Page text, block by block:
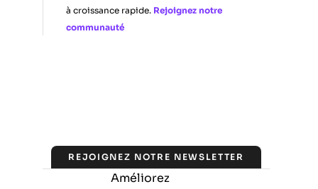
à croissance rapide. Rejoignez notre
communauté
REJOIGNEZ NOTRE NEWSLETTER
Améliorez